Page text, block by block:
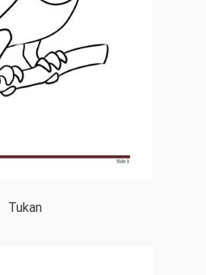
Tukan